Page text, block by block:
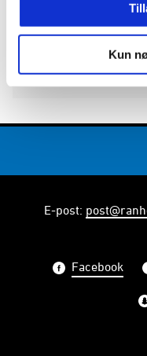
Kun
E-post:
Facebook